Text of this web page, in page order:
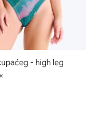
- high leg